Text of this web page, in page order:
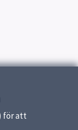
för att